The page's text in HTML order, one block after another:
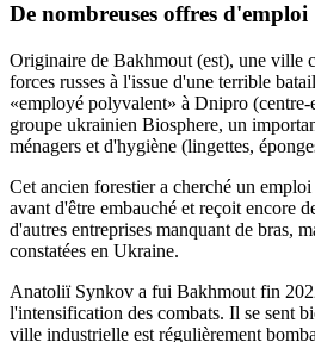
De nombreuses offres d'emploi
Originaire de Bakhmout (est), une ville
forces russes à l'issue d'une terrible
«employé polyvalent» à Dnipro (centre-
groupe ukrainien Biosphere, un
ménagers et d'hygiène (lingettes,
Cet ancien forestier a cherché un
avant d'être embauché et reçoit encore
d'autres entreprises manquant de bras,
constatées en Ukraine.
Anatoliï Synkov a fui Bakhmout fin
l'intensification des combats. Il se sent
ville industrielle est régulièrement